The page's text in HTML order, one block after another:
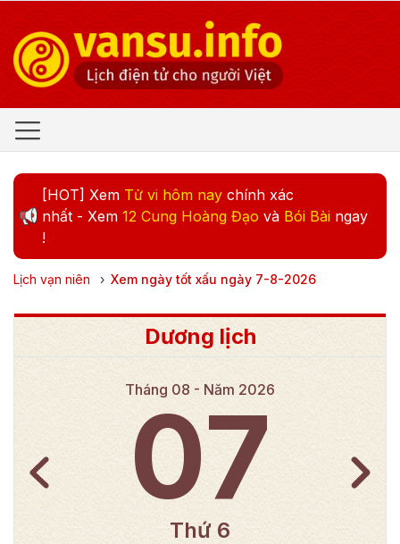
[HOT] Xem Tử vi hôm nay chính xác
nhất - Xem 12 Cung Hoàng Đạo và Bói Bài ngay
!
Lịch vạn niên › Xem ngày tốt xấu ngày 7-8-2026
Dương lịch
Tháng 08 - Năm 2026
07
Thứ 6